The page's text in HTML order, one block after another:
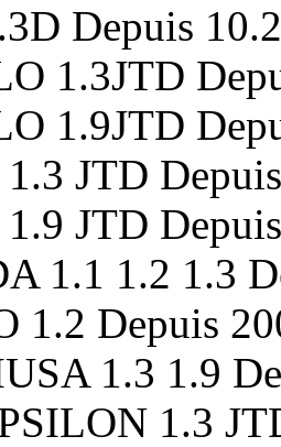
Depuis
1.3JTD
1.9JTD
JTD
JTD
1.1 1.2 1.3
1.2 Depuis
1.3 1.9
1.3